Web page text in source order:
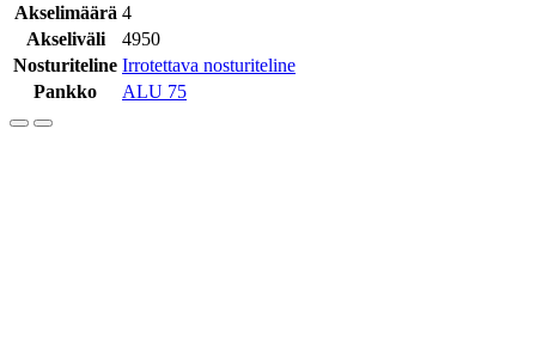
Akselimäärä 4
Akseliväli
4950
Nosturiteline Irrotettava nosturiteline
Pankko
ALU 75